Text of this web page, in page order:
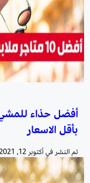
أفضل حذاء للمشي
بأقل الاسعار
تم النشر فيأكتوبر 12, 2021